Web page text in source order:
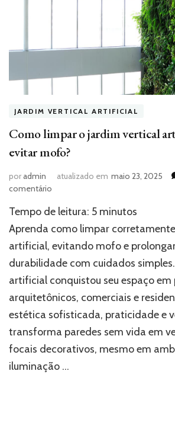
JARDIM VERTICAL ARTIFICIAL
Como limpar o jardim vertical
evitar mofo?
poradmin atualizado em maio 23, 2025
comentário
limpar
o
vertical
artificial
evitar
mofo?
Tempo de leitura: 5 minutos
Aprenda como limpar
artificial, evitando mofo e
durabilidade com cuidados
artificial conquistou seu espaço em
arquitetônicos, comerciais e
estética sofisticada, praticidade e
transforma paredes sem vida em
focais decorativos, mesmo em
iluminação …